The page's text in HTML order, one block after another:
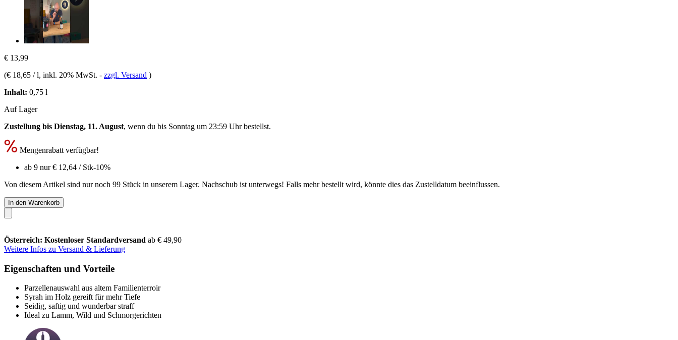
€ 13,99
(€ 18,65 / l, inkl. 20% MwSt. - zzgl. Versand )
Inhalt: 0,75 l
Auf Lager
Zustellung bis Dienstag, 11. August, wenn du bis Sonntag um 23:59 Uhrbestellst.
Mengenrabatt verfügbar!
ab 9 nur€ 12,64 / Stk-10%
Von diesem Artikel sind nur noch 99 Stück in unserem Lager. Nachschub ist unterwegs! Falls mehr bestellt wird, könnte dies das Zustelldatum beeinflussen.
In den Warenkorb
Österreich: Kostenloser Standardversand ab € 49,90
Weitere Infos zu Versand & Lieferung
Eigenschaften und Vorteile
Parzellenauswahl aus altem Familienterroir
Syrah im Holz gereift für mehr Tiefe
Seidig, saftig und wunderbar straff
Ideal zu Lamm, Wild und Schmorgerichten